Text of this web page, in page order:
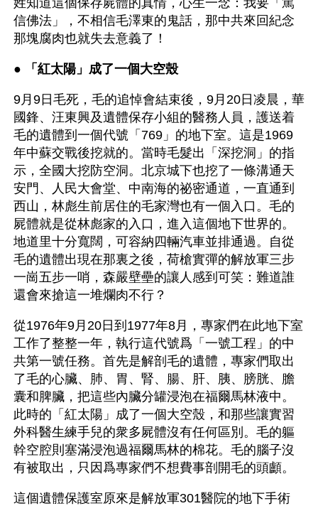
姓知道這個保存屍體的真情，心生一念：我要「篤
信佛法」，不相信毛澤東的鬼話，那中共來回紀念
那塊腐肉也就失去意義了！
● 「紅太陽」成了一個大空殼
9月9日毛死，毛的追悼會結束後，9月20日凌晨，華
國鋒、汪東興及遺體保存小組的醫務人員，護送着
毛的遺體到一個代號「769」的地下室。這是1969
年中蘇交戰後挖就的。當時毛髮出「深挖洞」的指
示，全國大挖防空洞。北京城下也挖了一條溝通天
安門、人民大會堂、中南海的祕密通道，一直通到
西山，林彪生前居住的毛家灣也有一個入口。毛的
屍體就是從林彪家的入口，進入這個地下世界的。
地道里十分寬闊，可容納四輛汽車並排通過。自從
毛的遺體出現在那裏之後，荷槍實彈的解放軍三步
一崗五步一哨，森嚴壁壘的讓人感到可笑：難道誰
還會來搶這一堆爛肉不行？
從1976年9月20日到1977年8月，專家們在此地下室
工作了整整一年，執行這代號爲「一號工程」的中
共第一號任務。首先是解剖毛的遺體，專家們取出
了毛的心臟、肺、胃、腎、腸、肝、胰、膀胱、膽
囊和脾臟，把這些內臟分罐浸泡在福爾馬林液中。
此時的「紅太陽」成了一個大空殼，和那些讓實習
外科醫生練手兒的衆多屍體沒有任何區別。毛的軀
幹空腔則塞滿浸泡過福爾馬林的棉花。毛的腦子沒
有被取出，只因爲專家們不想費事剖開毛的頭顱。
這個遺體保護室原來是解放軍301醫院的地下手術